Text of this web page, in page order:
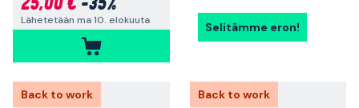
25,00 €-35%
Lähetetään ma 10. elokuuta
Selitämme eron!
Back to work
Back to work